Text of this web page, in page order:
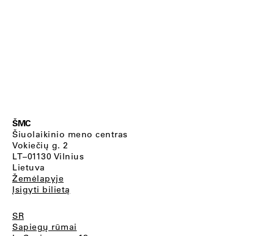
ŠMC
Šiuolaikinio meno centras
Vokiečių g. 2
LT–01130 Vilnius
Lietuva
Žemėlapyje
Įsigyti bilietą
SR
Sapiegų rūmai